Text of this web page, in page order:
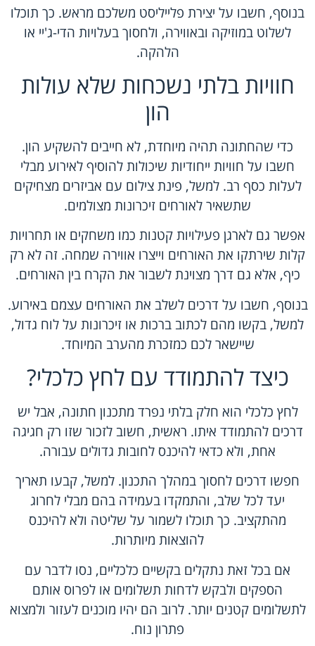
בנוסף, חשבו על יצירת פלייליסט משלכם מראש. כך תוכלו
לשלוט במוזיקה ובאווירה, ולחסוך בעלויות הדי-ג'יי או
הלהקה.
חוויות בלתי נשכחות שלא עולות
הון
כדי שהחתונה תהיה מיוחדת, לא חייבים להשקיע הון.
חשבו על חוויות ייחודיות שיכולות להוסיף לאירוע מבלי
לעלות כסף רב. למשל, פינת צילום עם אביזרים מצחיקים
שתשאיר לאורחים זיכרונות מצולמים.
אפשר גם לארגן פעילויות קטנות כמו משחקים או תחרויות
קלות שירתקו את האורחים וייצרו אווירה שמחה. זה לא רק
כיף, אלא גם דרך מצוינת לשבור את הקרח בין האורחים.
בנוסף, חשבו על דרכים לשלב את האורחים עצמם באירוע.
למשל, בקשו מהם לכתוב ברכות או זיכרונות על לוח גדול,
שיישאר לכם כמזכרת מהערב המיוחד.
כיצד להתמודד עם לחץ כלכלי?
לחץ כלכלי הוא חלק בלתי נפרד מתכנון חתונה, אבל יש
דרכים להתמודד איתו. ראשית, חשוב לזכור שזו רק חגיגה
אחת, ולא כדאי להיכנס לחובות גדולים עבורה.
חפשו דרכים לחסוך במהלך התכנון. למשל, קבעו תאריך
יעד לכל שלב, והתמקדו בעמידה בהם מבלי לחרוג
מהתקציב. כך תוכלו לשמור על שליטה ולא להיכנס
להוצאות מיותרות.
אם בכל זאת נתקלים בקשיים כלכליים, נסו לדבר עם
הספקים ולבקש לדחות תשלומים או לפרוס אותם
לתשלומים קטנים יותר. לרוב הם יהיו מוכנים לעזור ולמצוא
פתרון נוח.